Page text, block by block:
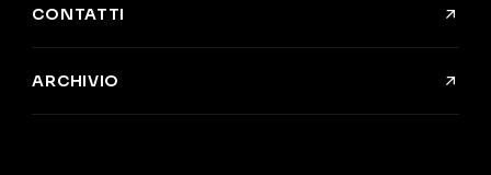
CONTATTI
ARCHIVIO